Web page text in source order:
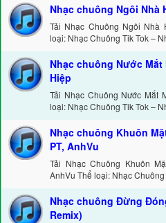
Nhạc chuông Ngôi Nhà
Tải Nhạc Chuông Ngôi Nhà
loại: Nhạc Chuông Tik Tok –
Nhạc chuông Nước Mắt
Hiệp
Tải Nhạc Chuông Nước Mắt
loại: Nhạc Chuông Tik Tok –
Nhạc chuông Khuôn
PT, AnhVu
Tải Nhạc Chuông Khuôn
AnhVu Thể loại: Nhạc
Nhạc chuông Đừng
Remix)